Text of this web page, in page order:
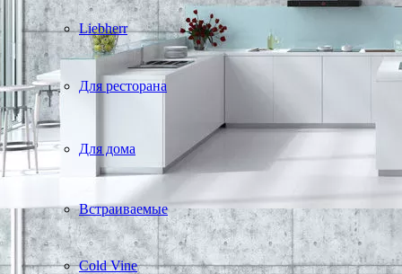
Liebherr
Для ресторана
Для дома
Встраиваемые
Cold Vine